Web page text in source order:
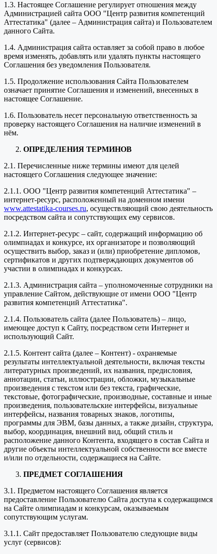
1.3. Настоящее Соглашение регулирует отношения между
Администрацией сайта ООО "Центр развития компетенций
Аттестатика" (далее – Администрация сайта) и Пользователем
данного Сайта.
1.4. Администрация сайта оставляет за собой право в любое
время изменять, добавлять или удалять пункты настоящего
Соглашения без уведомления Пользователя.
1.5. Продолжение использования Сайта Пользователем
означает принятие Соглашения и изменений, внесенных в
настоящее Соглашение.
1.6. Пользователь несет персональную ответственность за
проверку настоящего Соглашения на наличие изменений в
нём.
ОПРЕДЕЛЕНИЯ ТЕРМИНОВ
2.1. Перечисленные ниже термины имеют для целей
настоящего Соглашения следующее значение:
2.1.1. ООО "Центр развития компетенций Аттестатика" –
интернет-ресурс, расположенный на доменном имени
www.attestatika-courses.ru, осуществляющий свою деятельность
посредством сайта и сопутствующих ему сервисов.
2.1.2. Интернет-ресурс – сайт, содержащий информацию об
олимпиадах и конкурсе, их организаторе и позволяющий
осуществить выбор, заказ и (или) приобретение дипломов,
сертификатов и других подтверждающих документов об
участии в олимпиадах и конкурсах.
2.1.3. Администрация сайта – уполномоченные сотрудники на
управление Сайтом, действующие от имени ООО "Центр
развития компетенций Аттестатика".
2.1.4. Пользователь сайта (далее Пользователь) – лицо,
имеющее доступ к Сайту, посредством сети Интернет и
использующий Сайт.
2.1.5. Контент сайта (далее – Контент) - охраняемые
результаты интеллектуальной деятельности, включая тексты
литературных произведений, их названия, предисловия,
аннотации, статьи, иллюстрации, обложки, музыкальные
произведения с текстом или без текста, графические,
текстовые, фотографические, производные, составные и иные
произведения, пользовательские интерфейсы, визуальные
интерфейсы, названия товарных знаков, логотипы,
программы для ЭВМ, базы данных, а также дизайн, структура,
выбор, координация, внешний вид, общий стиль и
расположение данного Контента, входящего в состав Сайта и
другие объекты интеллектуальной собственности все вместе
и/или по отдельности, содержащиеся на Сайте.
ПРЕДМЕТ СОГЛАШЕНИЯ
3.1. Предметом настоящего Соглашения является
предоставление Пользователю Сайта доступа к содержащимся
на Сайте олимпиадам и конкурсам, оказываемым
сопутствующим услугам.
3.1.1. Сайт предоставляет Пользователю следующие виды
услуг (сервисов):